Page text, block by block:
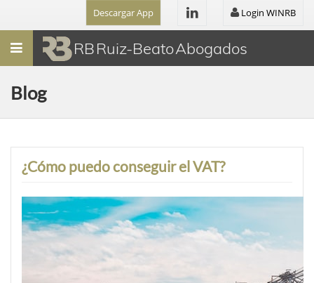
Descargar App Login WINRB
Menú RB Ruiz-Beato Abogados
Blog
¿Cómo puedo conseguir el VAT?